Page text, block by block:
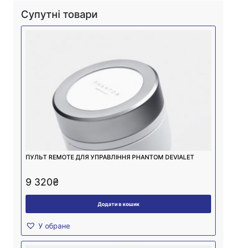
Супутні товари
ПУЛЬТ REMOTE ДЛЯ УПРАВЛІННЯ PHANTOM DEVIALET
9 320₴
Додати в кошик
У обране